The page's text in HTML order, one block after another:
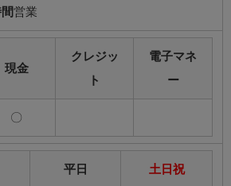
営業
現金
クレジッ
ト
電子マネ
ー
〇
平日 土日祝